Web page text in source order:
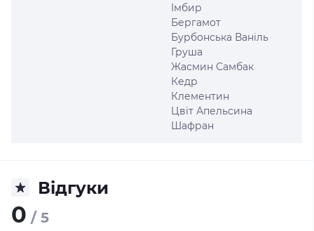
Імбир
Бергамот
Бурбонська Ваніль
Груша
Жасмин Самбак
Кедр
Клементин
Цвіт Апельсина
Шафран
Відгуки
0 / 5